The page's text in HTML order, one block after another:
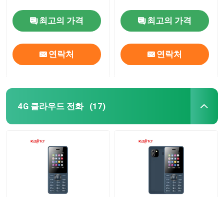
최고의 가격
연락처
최고의 가격
연락처
4G 클라우드 전화 (17)